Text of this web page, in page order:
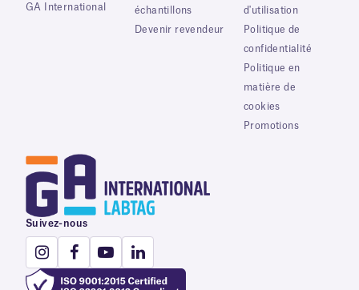
GA International
échantillons
Devenir revendeur
d'utilisation
Politique de
confidentialité
Politique en
matière de
cookies
Promotions
Suivez-nous